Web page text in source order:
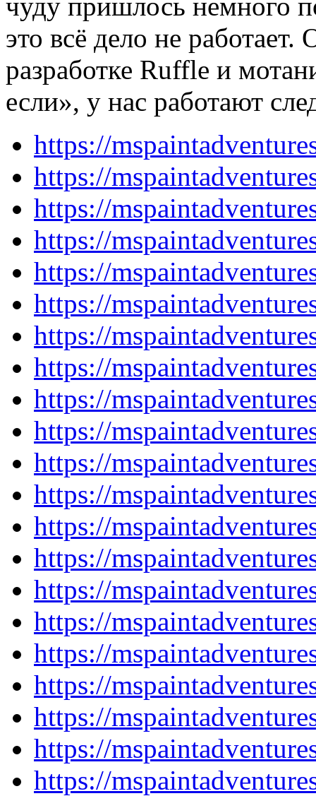
это всё дело не работает.
разработке Ruffle и
если», у нас работают
https://
https://
https://
https://
https://
https://
https://
https://
https://
https://
https://
https://
https://
https://
https://
https://
https://
https://
https://
https://
https://